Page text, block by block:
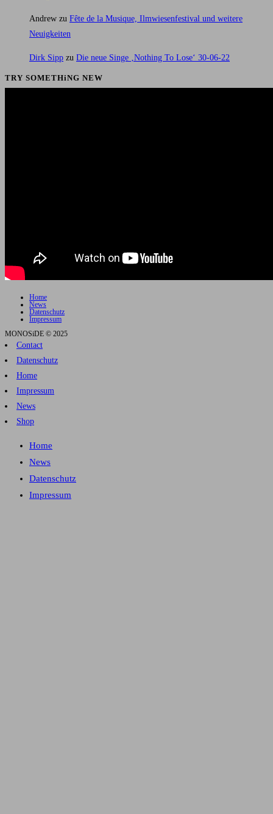
Andrew zu Fête de la Musique, Ilmwiesenfestival und weitere
Neuigkeiten
Dirk Sipp zu Die neue Singe ‚Nothing To Lose‘ 30-06-22
TRY SOMETHiNG NEW
Home
News
Datenschutz
Impressum
MONOSiDE © 2025
Contact
Datenschutz
Home
Impressum
News
Shop
Home
News
Datenschutz
Impressum